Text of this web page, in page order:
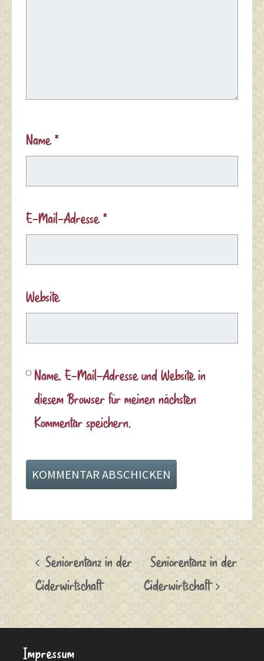
Name *
E-Mail-Adresse *
Website
Name, E-Mail-Adresse und Website in
diesem Browser für meinen nächsten
Kommentar speichern.
Seniorentanz in der
Ciderwirtschaft
Seniorentanz in der
Ciderwirtschaft
Impressum